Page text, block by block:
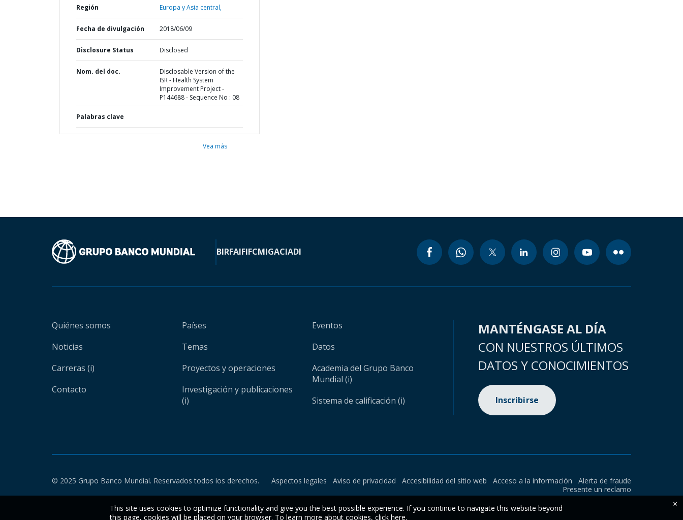
Región Europa y Asia central,
Fecha de divulgación 2018/06/09
Disclosure Status Disclosed
Nom. del doc.
Disclosable Version of the
ISR - Health System
Improvement Project -
P144688 - Sequence No : 08
Palabras clave
Vea más
BIRFAIFIFCMIGACIADI
Quiénes somos
Noticias
Carreras (i)
Contacto
Países
Temas
Proyectos y operaciones
Investigación y publicaciones
(i)
Eventos
Datos
Academia del Grupo Banco
Mundial (i)
Sistema de calificación (i)
MANTÉNGASE AL DÍA
CON NUESTROS ÚLTIMOS
DATOS Y CONOCIMIENTOS
Inscribirse
© 2025 Grupo Banco Mundial. Reservados todos los derechos. Aspectos legales Aviso de privacidad Accesibilidad del sitio web Acceso a la información
Alerta de fraude
Presente un reclamo
This site uses cookies to optimize functionality and give you the best possible experience. If you continue to navigate this website beyond
this page, cookies will be placed on your browser. To learn more about cookies, click here.
×